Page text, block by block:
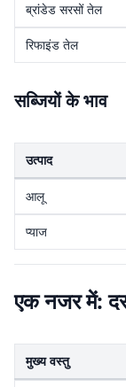
ब्रांडेड सरसों तेल
रिफाइंड तेल
सब्जियों के भाव
उत्पाद
आलू
प्याज
एक नजर में:
मुख्य वस्तु